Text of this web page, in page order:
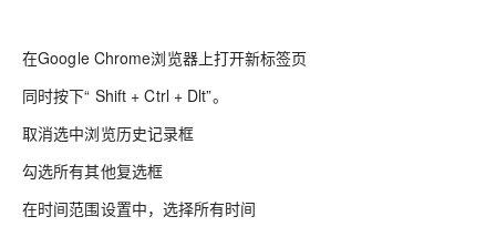
在Google Chrome浏览器上打开新标签页
同时按下“ Shift + Ctrl + Dlt”。
取消选中浏览历史记录框
勾选所有其他复选框
在时间范围设置中，选择所有时间